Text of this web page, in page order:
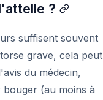
?
suffisent souvent
grave, cela peut
du médecin,
(au moins à